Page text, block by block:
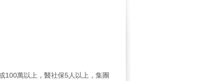
100萬以上，醫社保5人以上，集團